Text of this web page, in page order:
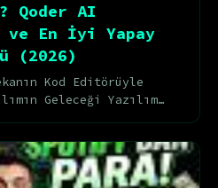
Qoder AI
ve En İyi Yapay
(2026)
Kod Editörüyle
Geleceği Yazılım